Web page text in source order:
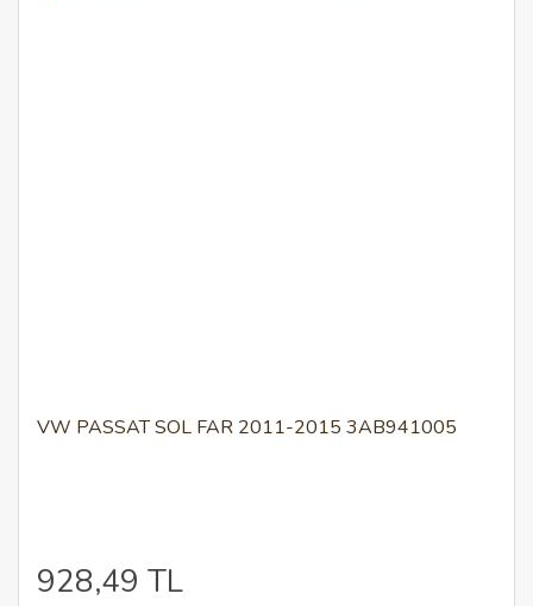
VW PASSAT SOL FAR 2011-2015 3AB941005
928,49 TL